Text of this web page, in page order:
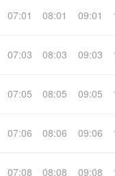
07:01 08:01 09:01
07:03 08:03 09:03
07:05 08:05 09:05
07:06 08:06 09:06
07:08 08:08 09:08